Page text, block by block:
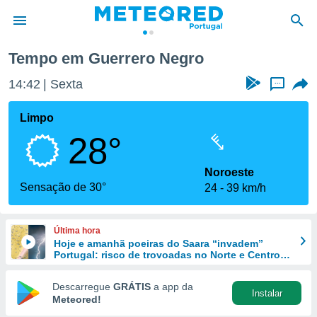
da
foi
fornecidas
a este
das
e
forma
digital
Tempo em Guerrero Negro
14:42 Sexta ...
Limpo
28°
Sensação de 30°
Noroeste
24
39 km/h
Última hora
Hoje e amanhã poeiras do Saara “invadem”
Portugal: risco de trovoadas no Norte e Centro
Descarregue GRÁTIS a app da
Meteored!
Instalar